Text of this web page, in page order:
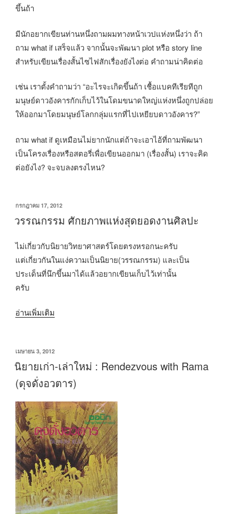
ขึ้นถ้า
มีนักอยากเขียนท่านหนึ่งถามผมทางหน้าเวปแห่งหนึ่งว่า ถ้า
ถาม what if เสร็จแล้ว จากนั้นจะพัฒนา plot หรือ story line
สำหรับเขียนเรื่องสั้นไซไฟสักเรื่องยังไงต่อ คำถามน่าคิดต่อ
เช่น เราตั้งคำถามว่า “อะไรจะเกิดขึ้นถ้า เชื้อแบคทีเรียทีถูก
มนุษย์ดาวอังคารกักเก็บไว้ในโดมขนาดใหญ่แห่งหนึ่งถูกปล่อย
ให้ออกมาโดยมนุษย์โลกกลุ่มแรกที่ไปเหยียบดาวอังคาร?”
ถาม what if ดูเหมือนไม่ยากนักแต่ถ้าจะเอาไอ้ที่ถามพัฒนา
เป็นโครงเรื่องหรือสตอรี่เพื่อเขียนออกมา (เรื่องสั้น) เราจะคิด
ต่อยังไง? จะจบลงตรงไหน?
เขียน
ที่
กรกฎาคม 17, 2012
วรรณกรรม ศักยภาพแห่งสุดยอดงานศิลปะ
ไม่เกี่ยวกับนิยายวิทยาศาสตร์โดยตรงหรอกนะครับ
แต่เกี่ยวกันในแง่ความเป็นนิยาย(วรรณกรรม) และเป็น
ประเด็นที่นึกขึ้นมาได้แล้วอยากเขียนเก็บไว้เท่านั้น
ครับ
อ่านเพิ่มเติม
สุด
ยอด
งาน
เขียน
ที่
เมษายน 3, 2012
นิยายเก่า-เล่าใหม่ : Rendezvous with Rama
(ดุจดั่งอวตาร)